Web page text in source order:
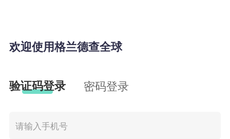
欢迎使用格兰德查全球
验证码登录 密码登录